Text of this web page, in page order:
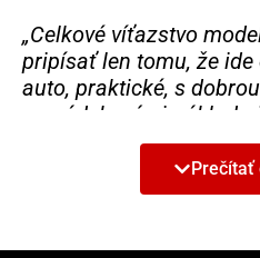
„Celkové víťazstvo
pripísať len tomu, že
auto, praktické, s
prevádzkovými
zohľadniť aj
akých silných
postupne poraziť, aby
celkovo,“vysvetľuje
Prečítať